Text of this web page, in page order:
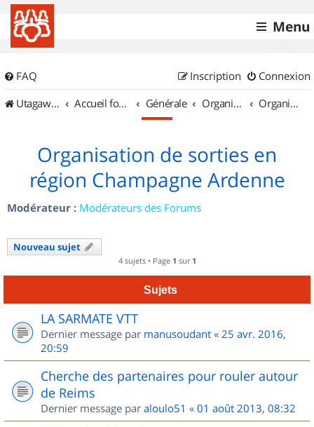
Menu
FAQ Connexion
Inscription
UtagawaVTT (Randos VTT et VTTAE avec traces GPS)
Accueil forum Générale Organisation de sorties & Recherche de partenaires Organisation de sorties en région Champagne Ardenne
Organisation de sorties en
région Champagne Ardenne
Modérateur : Modérateurs des Forums
Nouveau sujet
4 sujets • Page 1 sur 1
Sujets
LA SARMATE VTT
Dernier message par manusoudant « 25 avr. 2016,
20:59
Cherche des partenaires pour rouler autour
de Reims
Dernier message par aloulo51 « 01 août 2013, 08:32